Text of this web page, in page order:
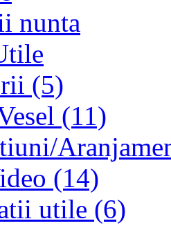
nunta
(5)
(11)
(14)
utile (6)